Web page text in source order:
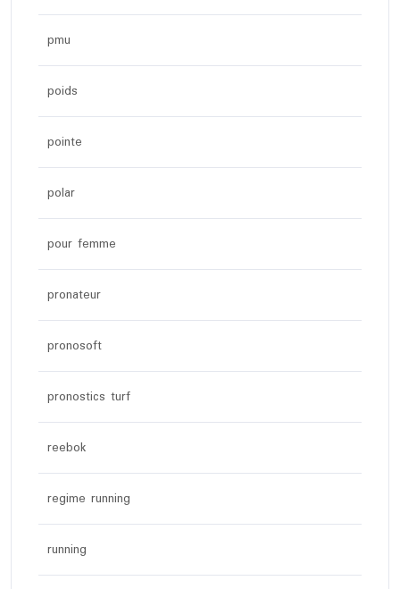
pmu
poids
pointe
polar
pour femme
pronateur
pronosoft
pronostics turf
reebok
regime running
running